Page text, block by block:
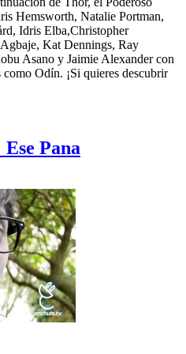
Hemsworth, Natalie Portman,
Idris Elba,Christopher
Kat Dennings, Ray
Asano y Jaimie Alexander con
Odín. ¡Si quieres descubrir
Pana